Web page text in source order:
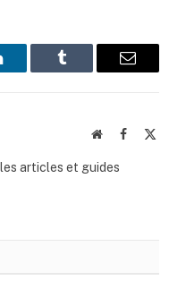
Tumblr Email
WebsiteFacebook
articles et guides